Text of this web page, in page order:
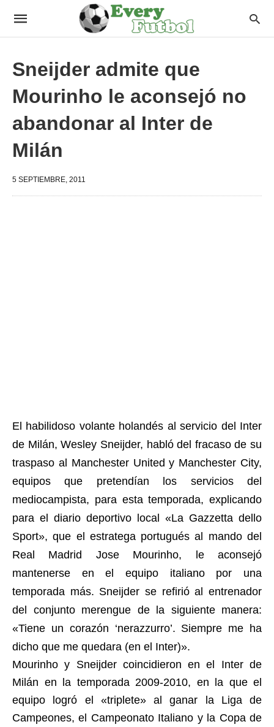
Sneijder admite que
Mourinho le aconsejó no
abandonar al Inter de
Milán
5 SEPTIEMBRE, 2011
El habilidoso volante holandés al servicio del Inter
de Milán, Wesley Sneijder, habló del fracaso de su
traspaso al Manchester United y Manchester City,
equipos que pretendían los servicios del
mediocampista, para esta temporada, explicando
para el diario deportivo local «La Gazzetta dello
Sport», que el estratega portugués al mando del
Real Madrid Jose Mourinho, le aconsejó
mantenerse en el equipo italiano por una
temporada más. Sneijder se refirió al entrenador
del conjunto merengue de la siguiente manera:
«Tiene un corazón ‘nerazzurro’. Siempre me ha
dicho que me quedara (en el Inter)».
Mourinho y Sneijder coincidieron en el Inter de
Milán en la temporada 2009-2010, en la que el
equipo logró el «triplete» al ganar la Liga de
Campeones, el Campeonato Italiano y la Copa de